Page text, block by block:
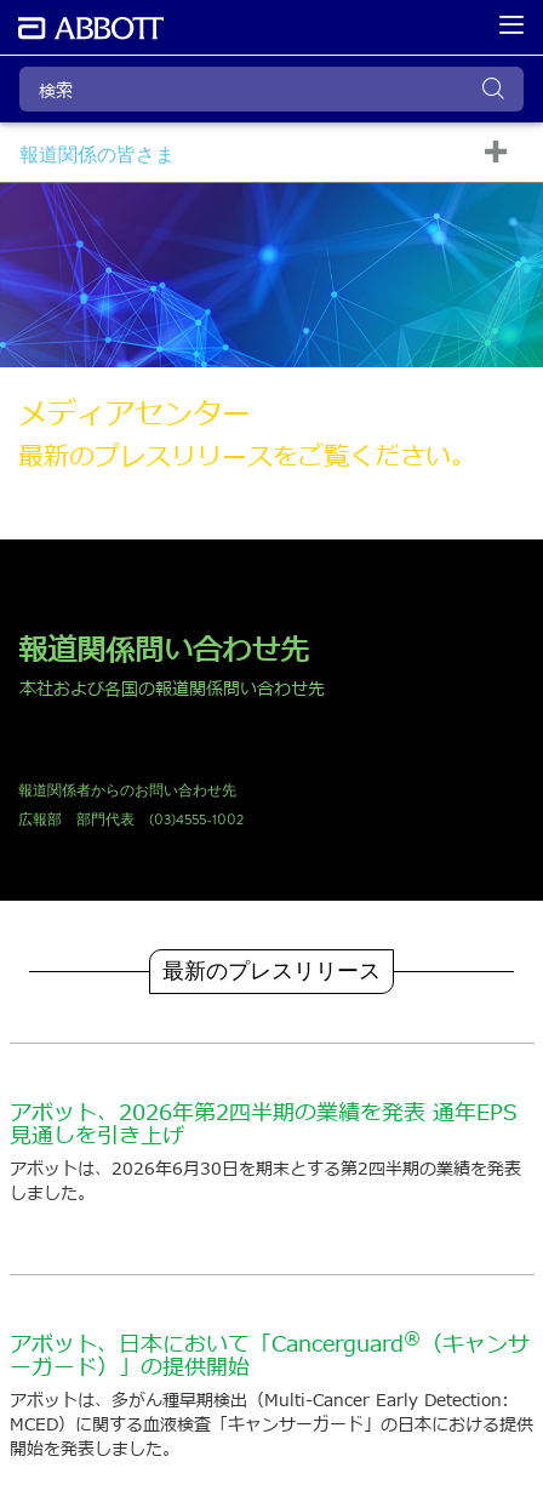
報道関係の皆さま
メディアセンター
最新のプレスリリースをご覧ください。
報道関係問い合わせ先
本社および各国の報道関係問い合わせ先
報道関係者からのお問い合わせ先
広報部 部門代表 (03)4555-1002
最新のプレスリリース
アボット、2026年第2四半期の業績を発表 通年EPS
見通しを引き上げ
アボットは、2026年6月30日を期末とする第2四半期の業績を発表
しました。
アボット、日本において「Cancerguard® （キャンサ
ーガード）」の提供開始
アボットは、多がん種早期検出（Multi-Cancer Early Detection:
MCED）に関する血液検査「キャンサーガード」の日本における提供
開始を発表しました。